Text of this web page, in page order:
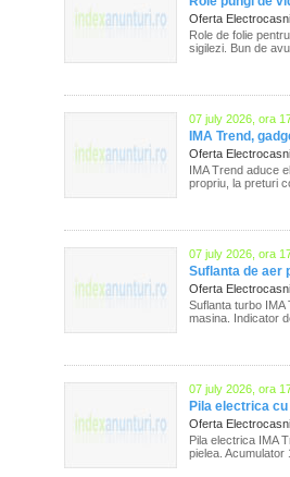
Oferta
Role de folie
sigilezi. Bun de
07 july 2026, ora
IMA Trend,
Oferta
IMA Trend aduce
propriu, la preturi
07 july 2026, ora
Suflanta de aer
Oferta
Suflanta turbo
masina. Indicator
07 july 2026, ora
Pila electrica
Oferta
Pila electrica IMA
pielea. Acumulator